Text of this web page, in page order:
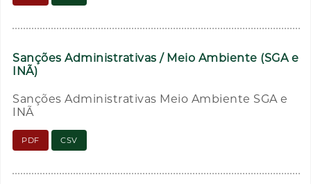
Sanções Administrativas / Meio Ambiente (SGA e
INÃ)
Sanções Administrativas Meio Ambiente SGA e
INÃ
PDF CSV